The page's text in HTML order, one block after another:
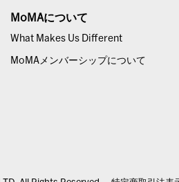
MoMAについて
What Makes Us Different
MoMAメンバーシップについて